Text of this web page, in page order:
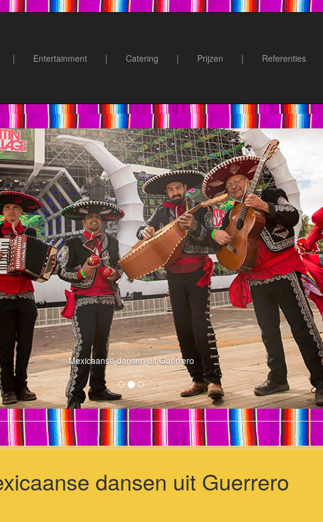
| Entertainment | Catering | Prijzen | Referenties
Mexicaanse dansen uit Guerrero
dansen uit Guerrero